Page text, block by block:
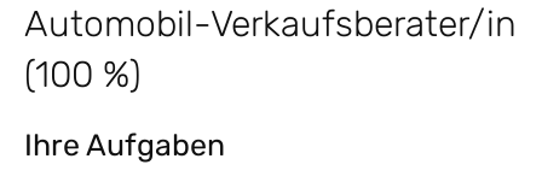
Automobil-Verkaufsberater/in
(100 %)
Ihre Aufgaben